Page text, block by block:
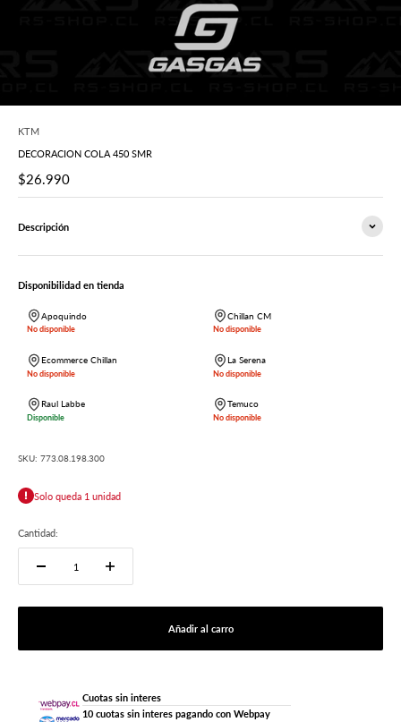
KTM
DECORACION COLA 450 SMR
Precio de oferta
$26.990
Descripción
Disponibilidad en tienda
Apoquindo
No disponible
Chillan CM
No disponible
Ecommerce Chillan
No disponible
La Serena
No disponible
Raul Labbe
Disponible
Temuco
No disponible
SKU: 773.08.198.300
Solo queda 1 unidad
Cantidad:
Añadir al carro
Cuotas sin interes
10 cuotas sin interes pagando con Webpay